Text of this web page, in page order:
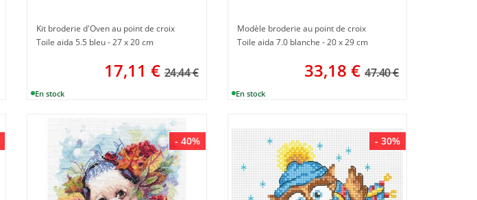
Kit broderie d'Oven au point de croix
Toile aida 5.5 bleu - 27 x 20 cm
17,11 € 24.44 €
Modèle broderie au point de croix
Toile aida 7.0 blanche - 20 x 29 cm
33,18 € 47.40 €
- 40% - 30%